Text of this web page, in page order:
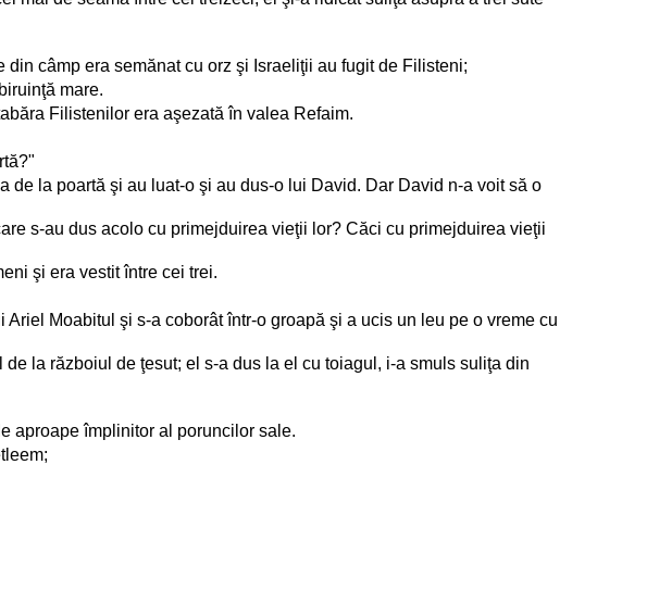
câmp era semănat cu orz şi Israeliţii au fugit de Filisteni;
mare.
Filistenilor era aşezată în valea Refaim.
la poartă şi au luat-o şi au dus-o lui David. Dar David n-a voit să o
s-au dus acolo cu primejduirea vieţii lor? Căci cu primejduirea vieţii
şi era vestit între cei trei.
Moabitul şi s-a coborât într-o groapă şi a ucis un leu pe o vreme cu
la războiul de ţesut; el s-a dus la el cu toiagul, i-a smuls suliţa din
aproape împlinitor al poruncilor sale.